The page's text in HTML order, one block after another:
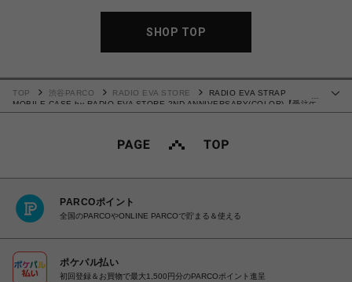
SHOP TOP
TOP 渋谷PARCO RADIO EVA STORE
RADIO EVA STRAP
MOBILE CASE by RADIO EVA STORE 2ND ANNIVERSARY(COLOR)【受注生
産商品（ご注文から40～60日でお届け予定）】
PARCOポイント
全国のPARCOやONLINE PARCOで貯まる＆使える
ポケパル払い
初回登録＆お買物で最大1,500円分のPARCOポイント進呈